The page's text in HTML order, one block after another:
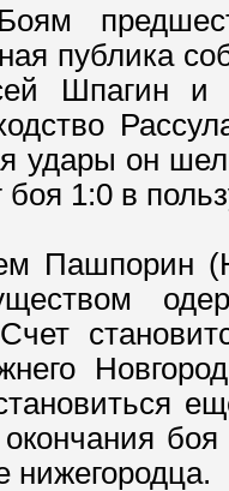
Боям
публика
Шпагин и
удары он
1:0 в
Пашпорин
нижегородца.